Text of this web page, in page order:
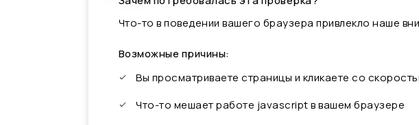
Что-то в поведении вашего браузера привлекло наше
Возможные причины:
Вы просматриваете страницы и кликаете со
Что-то мешает работе javascript в вашем браузере